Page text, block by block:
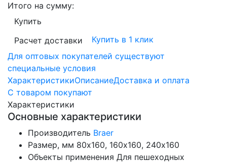
Итого на сумму:
Купить
Расчет доставки
Купить в 1 клик
Для оптовых покупателей существуют
специальные условия
ХарактеристикиОписаниеДоставка и оплата
С товаром покупают
Характеристики
Основные характеристики
Производитель Braer
Размер, мм 80х160, 160х160, 240х160
Объекты применения Для пешеходных